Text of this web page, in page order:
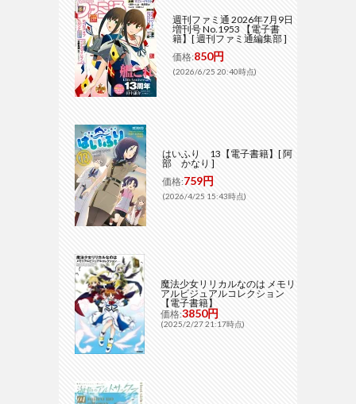
週刊ファミ通 2026年7月9日
増刊号 No.1953 【電子書
籍】[ 週刊ファミ通編集部 ]
価格:850円
(2026/6/25 20:40時点)
はいふり 13【電子書籍】[ 阿
部 かなり ]
価格:759円
(2026/4/25 15:43時点)
魔法少女リリカルなのは メモリ
アルビジュアルコレクション
【電子書籍】
価格:3850円
(2025/2/27 21:17時点)